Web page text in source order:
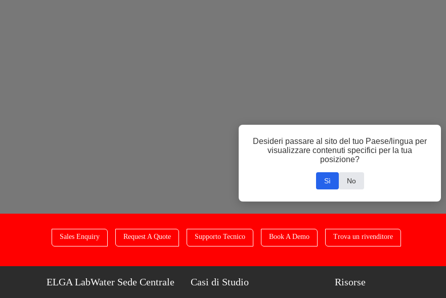
Sales Enquiry Request A Quote Supporto Tecnico Book A Demo Trova un rivenditore
ELGA LabWater Sede Centrale Casi di Studio Risorse
Desideri passare al sito del tuo Paese/lingua per
visualizzare contenuti specifici per la tua
posizione?
Sì No